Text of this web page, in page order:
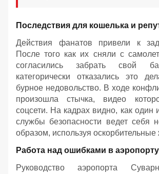
Последствия для кошелька и
Действия фанатов привели к
После того как их сняли с
согласились забрать свой
категорически отказались это
бурное недовольство. В ходе
произошла стычка, видео
соцсети. На кадрах видно, как один
службы безопасности ведет себя
образом, используя оскорбительные
Работа над ошибками в аэропорту
Руководство аэропорта